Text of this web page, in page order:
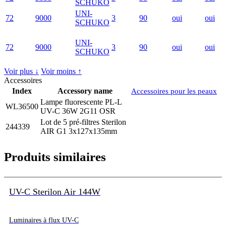
SCHUKO
72 9000
UNI-
SCHUKO
3 90 oui oui
72 9000
UNI-
SCHUKO
3 90 oui oui
Voir plus ↓ Voir moins ↑
Accessoires
Accessoires pour les peaux
Index
Accessory name
WL36500
Lampe fluorescente PL-L
UV-C 36W 2G11 OSR
244339
Lot de 5 pré-filtres Sterilon
AIR G1 3x127x135mm
Produits similaires
UV-C Sterilon Air 144W
Luminaires à flux UV-C